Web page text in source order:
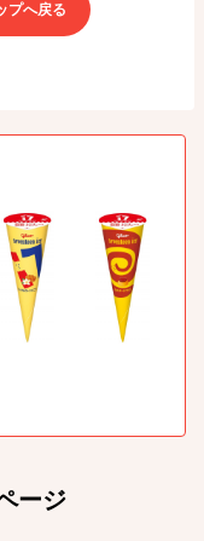
プへ戻る
ージ